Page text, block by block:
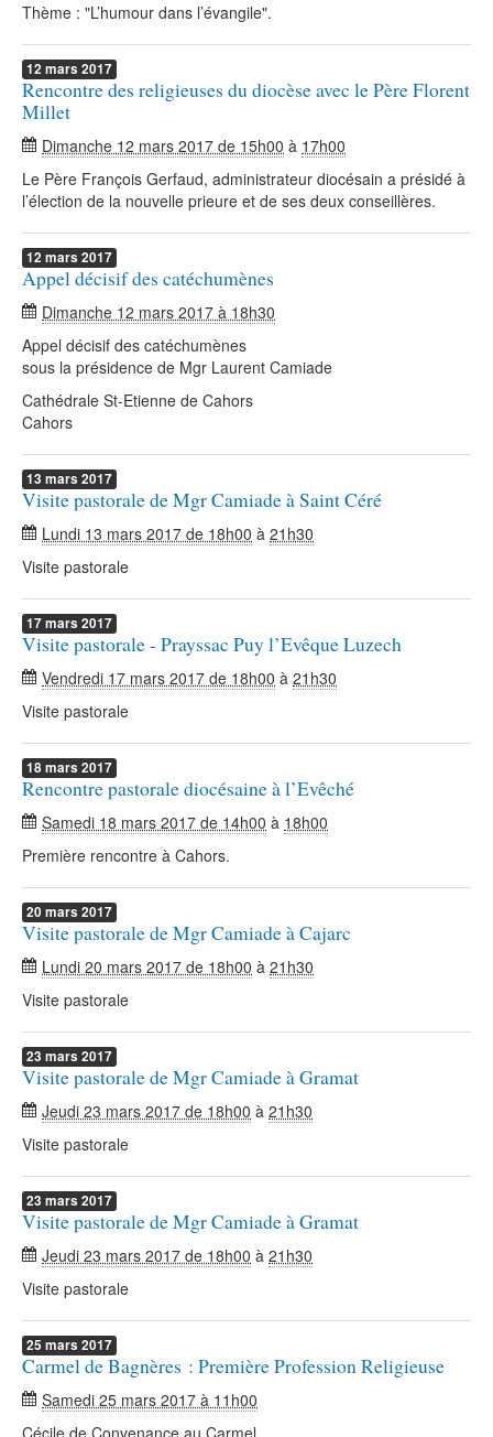
Thème : "L’humour dans l’évangile".
12 mars 2017
Rencontre des religieuses du diocèse avec le Père Florent
Millet
Dimanche 12 mars 2017 de 15h00 à 17h00
Le Père François Gerfaud, administrateur diocésain a présidé à
l’élection de la nouvelle prieure et de ses deux conseillères.
12 mars 2017
Appel décisif des catéchumènes
Dimanche 12 mars 2017 à 18h30
Appel décisif des catéchumènes
sous la présidence de Mgr Laurent Camiade
Cathédrale St-Etienne de Cahors
Cahors
13 mars 2017
Visite pastorale de Mgr Camiade à Saint Céré
Lundi 13 mars 2017 de 18h00 à 21h30
Visite pastorale
17mars 2017
Visite pastorale - Prayssac Puy l’Evêque Luzech
Vendredi 17 mars 2017 de 18h00 à 21h30
Visite pastorale
18mars 2017
Rencontre pastorale diocésaine à l’Evêché
Samedi 18 mars 2017 de 14h00 à 18h00
Première rencontre à Cahors.
20 mars 2017
Visite pastorale de Mgr Camiade à Cajarc
Lundi 20 mars 2017 de 18h00 à 21h30
Visite pastorale
23 mars 2017
Visite pastorale de Mgr Camiade à Gramat
Jeudi 23 mars 2017 de 18h00 à 21h30
Visite pastorale
23 mars 2017
Visite pastorale de Mgr Camiade à Gramat
Jeudi 23 mars 2017 de 18h00 à 21h30
Visite pastorale
25 mars 2017
Carmel de Bagnères : Première Profession Religieuse
Samedi 25 mars 2017 à 11h00
Cécile de Convenance au Carmel